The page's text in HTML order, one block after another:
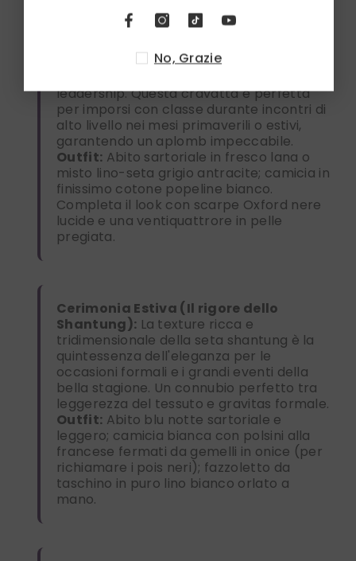
Il viola intenso è storicamente
leadership. Questa cravatta è perfetta
per imporsi con classe durante incontri di
alto livello nei mesi primaverili o estivi,
garantendo un aplomb impeccabile.
Outfit: Abito sartoriale in fresco lana o
misto lino-seta grigio antracite; camicia in
finissimo cotone popeline bianco.
Completa il look con scarpe Oxford nere
lucide e una ventiquattrore in pelle
pregiata.
Cerimonia Estiva (Il rigore dello
Shantung): La texture ricca e
tridimensionale della seta shantung è la
quintessenza dell'eleganza per le
occasioni formali e i grandi eventi della
bella stagione. Un connubio perfetto tra
leggerezza del tessuto e gravitas formale.
Outfit: Abito blu notte sartoriale e
leggero; camicia bianca con polsini alla
francese fermati da gemelli in onice (per
richiamare i pois neri); fazzoletto da
taschino in puro lino bianco orlato a
mano.
No, Grazie